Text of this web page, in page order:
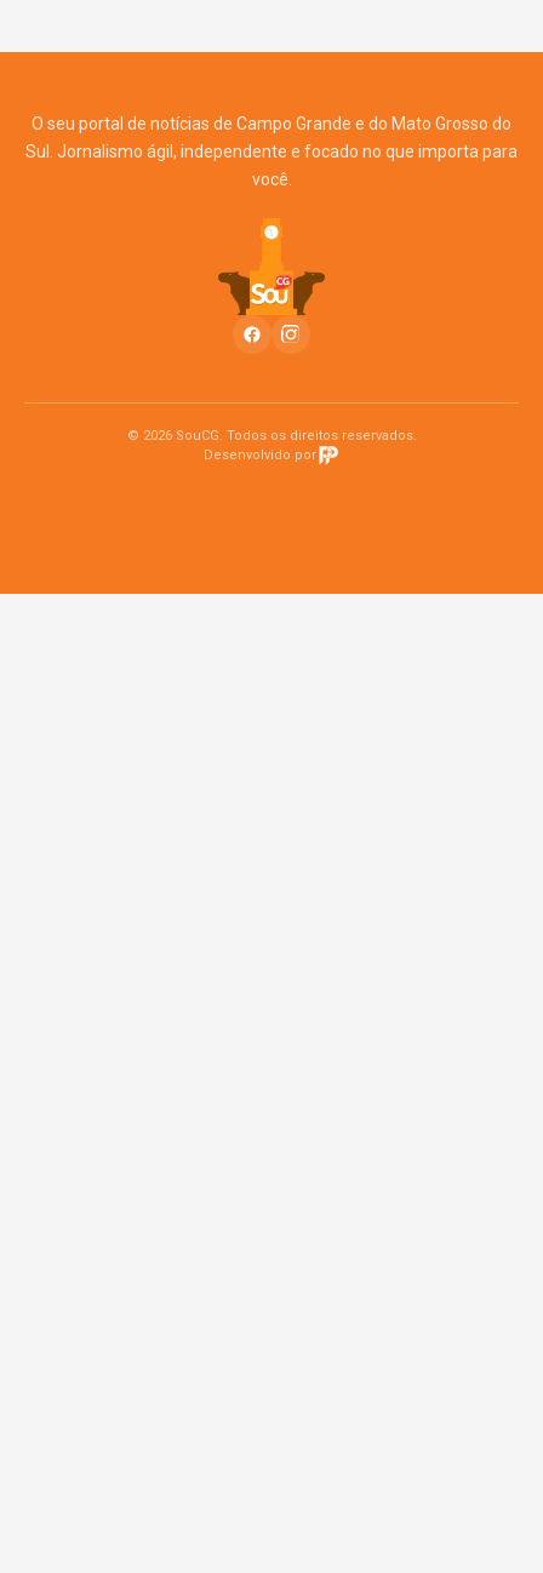
O seu portal de notícias de Campo Grande e do Mato Grosso do
Sul. Jornalismo ágil, independente e focado no que importa para
você.
© 2026 SouCG. Todos os direitos reservados.
Desenvolvido por